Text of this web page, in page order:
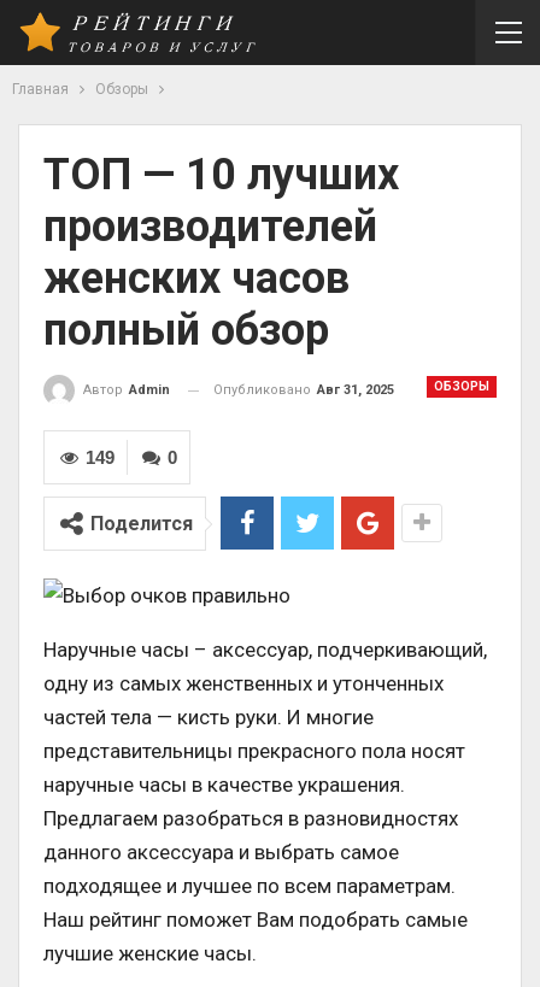
Главная Обзоры
ТОП — 10 лучших
производителей
женских часов
полный обзор
ОБЗОРЫ
Автор Admin Опубликовано Авг 31, 2025
0
149
Поделится
Наручные часы – аксессуар, подчеркивающий,
одну из самых женственных и утонченных
частей тела — кисть руки. И многие
представительницы прекрасного пола носят
наручные часы в качестве украшения.
Предлагаем разобраться в разновидностях
данного аксессуара и выбрать самое
подходящее и лучшее по всем параметрам.
Наш рейтинг поможет Вам подобрать самые
лучшие женские часы.